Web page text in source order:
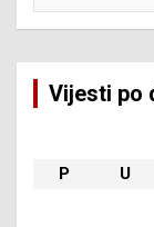
Vijesti po
P
U